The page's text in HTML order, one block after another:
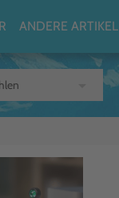
ANDERE ARTIKEL